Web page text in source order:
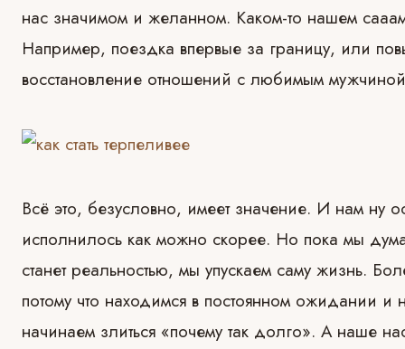
нас значимом и желанном. Каком-то нашем
Например, поездка впервые за границу, или
восстановление отношений с любимым
Всё это, безусловно, имеет значение. И нам ну
исполнилось как можно скорее. Но пока мы
станет реальностью, мы упускаем саму жизнь.
потому что находимся в постоянном ожидании
начинаем злиться «почему так долго». А наше